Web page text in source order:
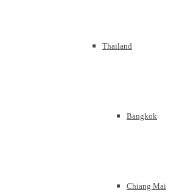
Thailand
Bangkok
Chiang Mai